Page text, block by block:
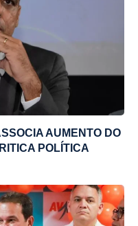
AUMENTO DO
POLÍTICA